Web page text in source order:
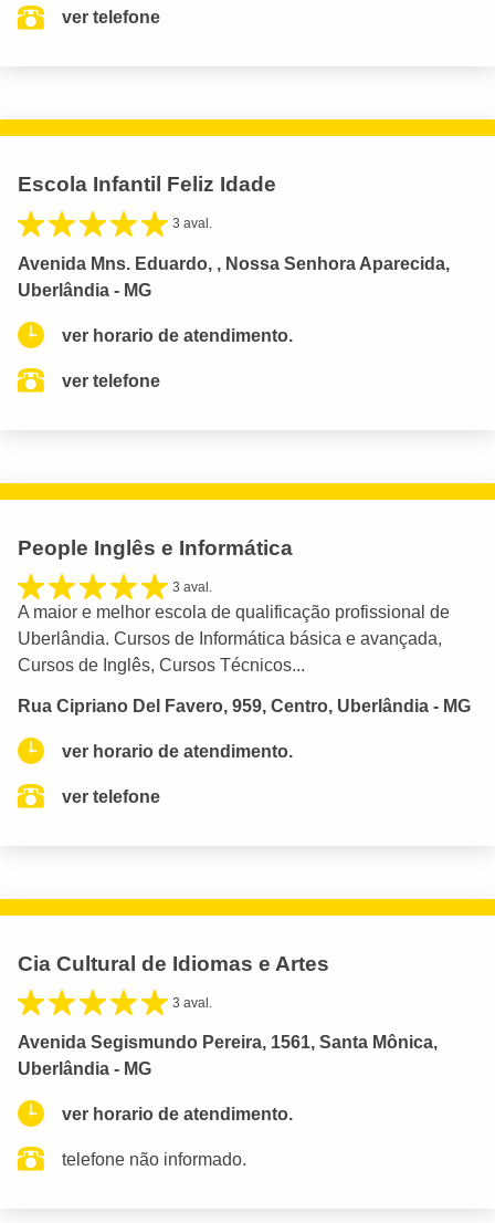
ver telefone
Escola Infantil Feliz Idade
3 aval.
Avenida Mns. Eduardo, , Nossa Senhora Aparecida,
Uberlândia - MG
ver horario de atendimento.
ver telefone
People Inglês e Informática
3 aval.
A maior e melhor escola de qualificação profissional de
Uberlândia. Cursos de Informática básica e avançada,
Cursos de Inglês, Cursos Técnicos...
Rua Cipriano Del Favero, 959, Centro, Uberlândia - MG
ver horario de atendimento.
ver telefone
Cia Cultural de Idiomas e Artes
3 aval.
Avenida Segismundo Pereira, 1561, Santa Mônica,
Uberlândia - MG
ver horario de atendimento.
telefone não informado.